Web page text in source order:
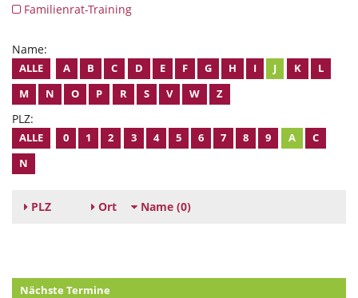
Familienrat-Training
Name:
ALLE A B C D E F G H I J K
L
M
N O P R S V W Z
PLZ:
ALLE 0 1 2 3 4 5 6 7 8 9 A
C
N
PLZ Ort Name (0)
Nächste Termine